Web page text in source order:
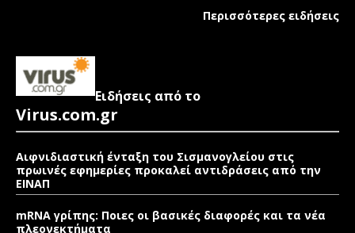
Περισσότερες ειδήσεις
Ειδήσεις από το
Virus.com.gr
Αιφνιδιαστική ένταξη του Σισμανογλείου στις
πρωινές εφημερίες προκαλεί αντιδράσεις από την
ΕΙΝΑΠ
mRNA γρίπης: Ποιες οι βασικές διαφορές και τα νέα
πλεονεκτήματα